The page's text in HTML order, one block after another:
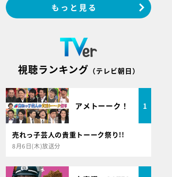
もっと見る
視聴ランキング （テレビ朝日）
アメトーーク！ 1
売れっ子芸人の貴重トーーク祭り!!
8月6日(木)放送分